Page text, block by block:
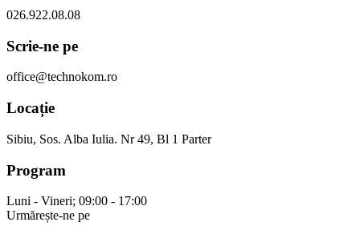
026.922.08.08
Scrie-ne pe
office@technokom.ro
Locație
Sibiu, Sos. Alba Iulia. Nr 49, Bl 1 Parter
Program
Luni - Vineri; 09:00 - 17:00
Urmărește-ne pe